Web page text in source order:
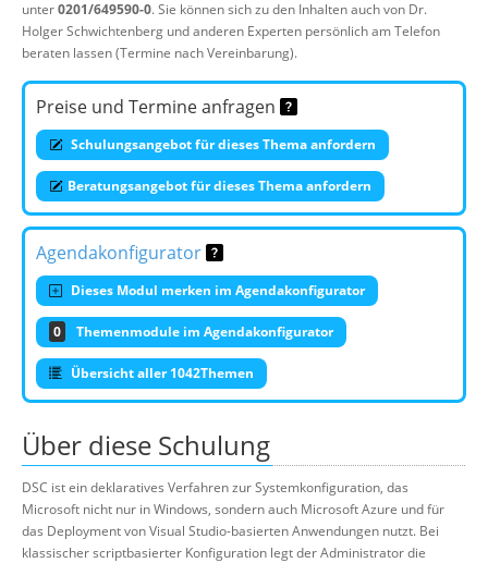
unter0201/649590-0. Sie können sich zu den Inhalten auch von Dr.
Holger Schwichtenberg und anderen Experten persönlich am Telefon
beraten lassen (Termine nach Vereinbarung).
Preise und Termine anfragen
Schulungsangebot für dieses Thema anfordern
Beratungsangebot für dieses Thema anfordern
Agendakonfigurator
Dieses Modul merken im Agendakonfigurator
0 Themenmodule im Agendakonfigurator
Übersicht aller 1042Themen
Über diese Schulung
DSC ist ein deklaratives Verfahren zur Systemkonfiguration, das
Microsoft nicht nur in Windows, sondern auch Microsoft Azure und für
das Deployment von Visual Studio-basierten Anwendungen nutzt. Bei
klassischer scriptbasierter Konfiguration legt der Administrator die